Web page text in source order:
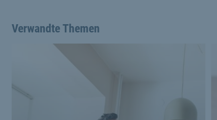
Verwandte Themen